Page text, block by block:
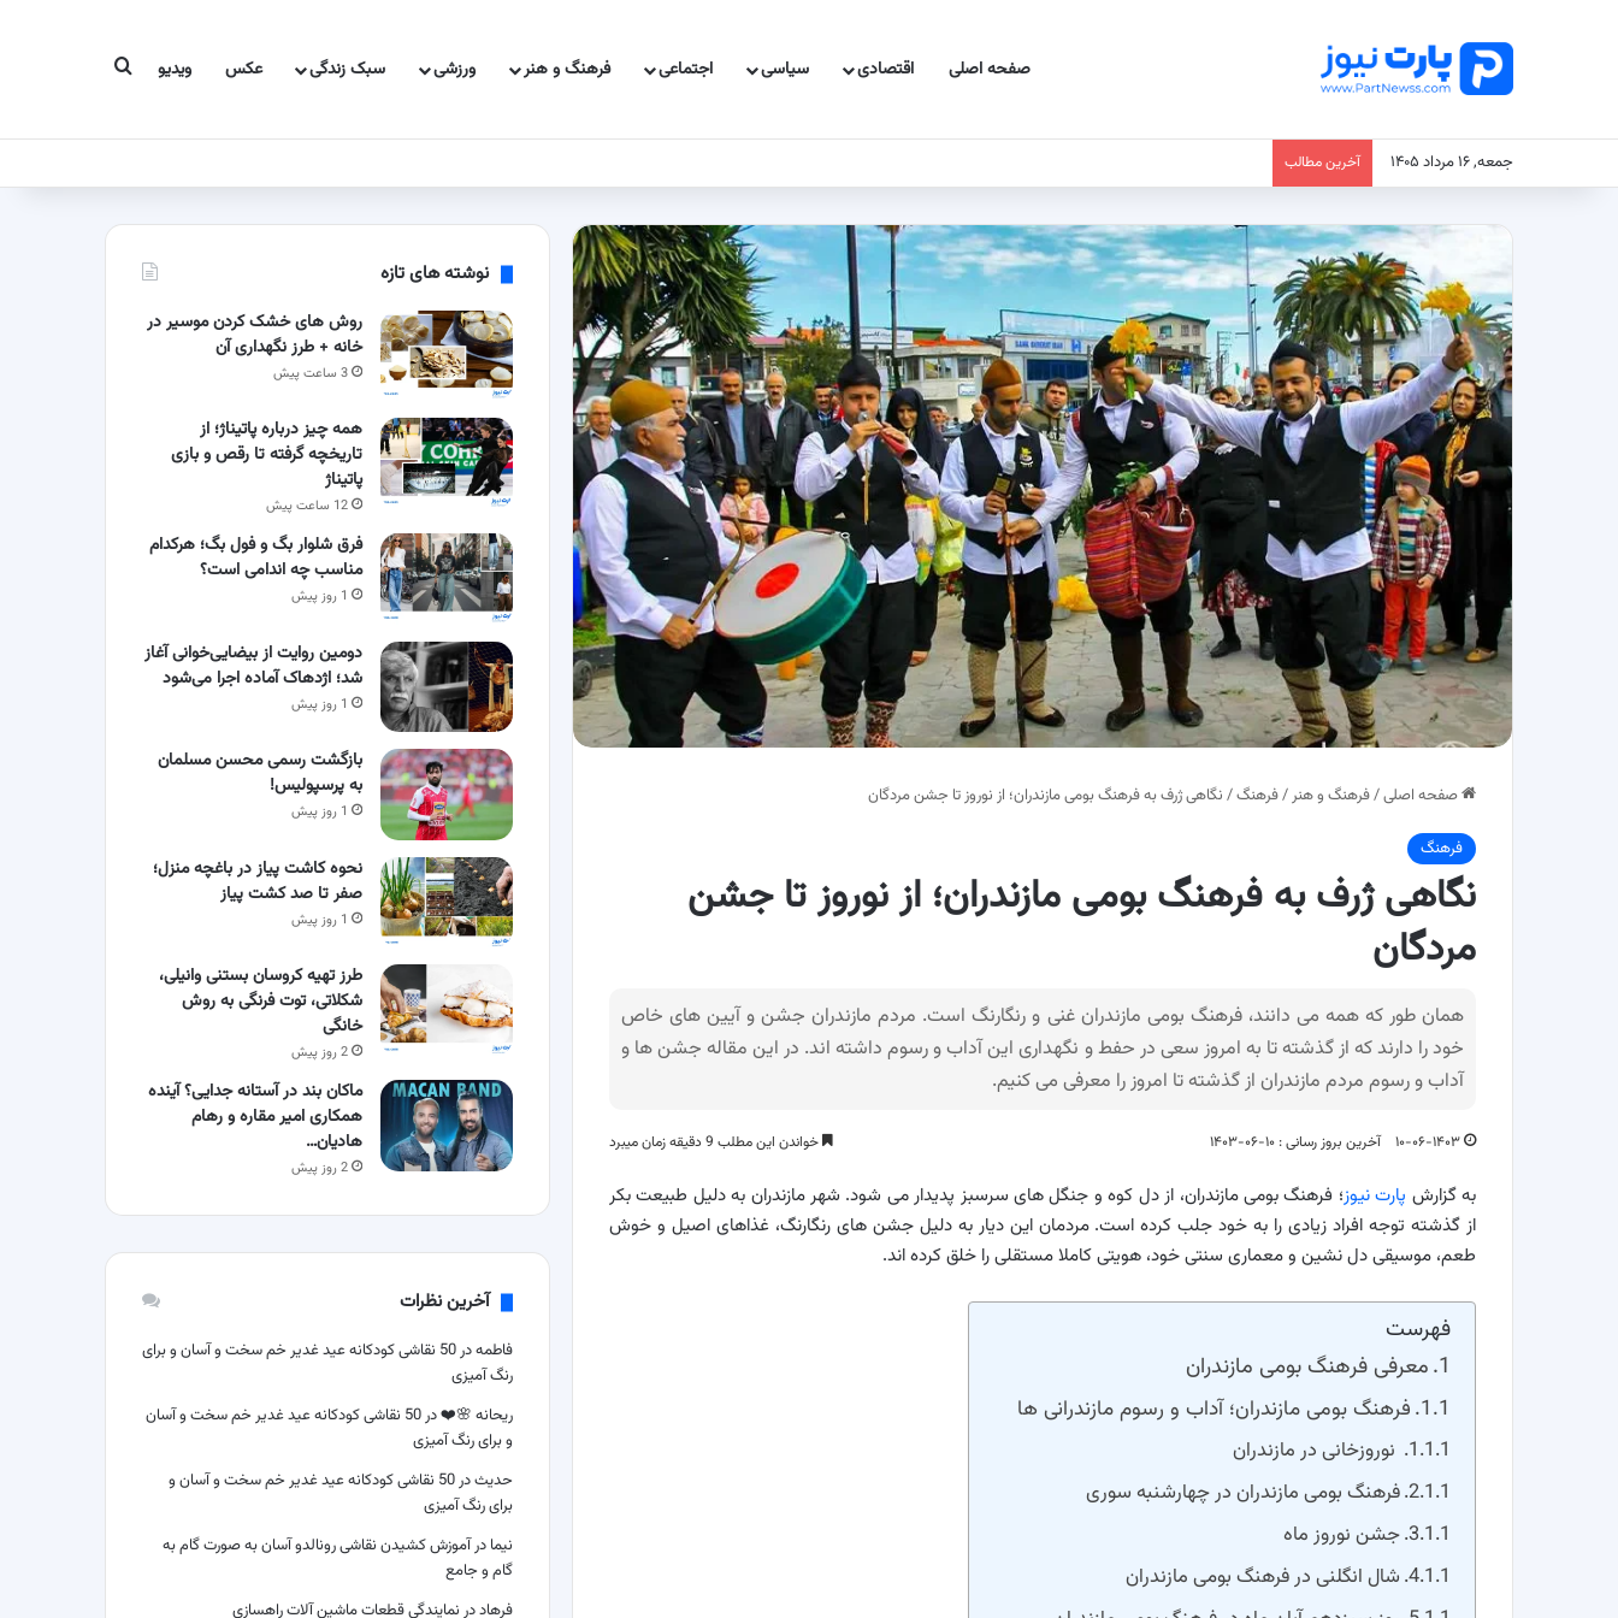
صفحه اصلی اقتصادی سیاسی اجتماعی فرهنگ و هنر ورزشی سبک زندگی عکس ویدیو جستجو برای
جمعه, ۱۶ مرداد ۱۴۰۵ آخرین مطالب
صفحه اصلی/فرهنگ و هنر /فرهنگ/ نگاهی ژرف به فرهنگ بومی مازندران؛ از نوروز تا جشن مردگان
فرهنگ
نگاهی ژرف به فرهنگ بومی مازندران؛ از نوروز تا جشن
مردگان
همان طور که همه می دانند، فرهنگ بومی مازندران غنی و رنگارنگ است. مردم مازندران جشن و آیین های خاص
خود را دارند که از گذشته تا به امروز سعی در حفط و نگهداری این آداب و رسوم داشته اند. در این مقاله جشن ها و
آداب و رسوم مردم مازندران از گذشته تا امروز را معرفی می کنیم.
۱۰-۰۶-۱۴۰۳ آخرین بروز رسانی : ۱۰-۰۶-۱۴۰۳ خواندن این مطلب 9 دقیقه زمان میبرد
به گزارش پارت نیوز؛ فرهنگ بومی مازندران، از دل کوه و جنگل های سرسبز پدیدار می شود. شهر مازندران به دلیل طبیعت بکر
از گذشته توجه افراد زیادی را به خود جلب کرده است. مردمان این دیار به دلیل جشن های رنگارنگ، غذاهای اصیل و خوش
طعم، موسیقی دل نشین و معماری سنتی خود، هویتی کاملا مستقلی را خلق کرده اند.
فهرست
معرفی فرهنگ بومی مازندران
فرهنگ بومی مازندران؛ آداب و رسوم مازندرانی ها
نوروزخانی در مازندران
فرهنگ بومی مازندران در چهارشنبه سوری
جشن نوروز ماه
شال انگلنی در فرهنگ بومی مازندران
نوشته های تازه
روش های خشک کردن موسیر در
خانه + طرز نگهداری آن
3 ساعت پیش
همه چیز درباره پاتیناژ؛ از
تاریخچه گرفته تا رقص و بازی
پاتیناژ
12 ساعت پیش
فرق شلوار بگ و فول بگ؛ هرکدام
مناسب چه اندامی است؟
1 روز پیش
دومین روایت از بیضایی‌خوانی آغاز
شد؛ اژدهاک آماده اجرا می‌شود
1 روز پیش
بازگشت رسمی محسن مسلمان
به پرسپولیس!
1 روز پیش
نحوه کاشت پیاز در باغچه منزل؛
صفر تا صد کشت پیاز
1 روز پیش
طرز تهیه کروسان بستنی وانیلی،
شکلاتی، توت فرنگی به روش
خانگی
2 روز پیش
ماکان بند در آستانه جدایی؟ آینده
همکاری امیر مقاره و رهام
هادیان…
2 روز پیش
آخرین نظرات
فاطمهدر
50 نقاشی کودکانه عید غدیر خم سخت و آسان و برای
رنگ آمیزی
ریحانه 🌸❤️در
50 نقاشی کودکانه عید غدیر خم سخت و آسان
و برای رنگ آمیزی
حدیثدر
50 نقاشی کودکانه عید غدیر خم سخت و آسان و
برای رنگ آمیزی
نیما درآموزش کشیدن نقاشی رونالدو آسان به صورت گام به
گام و جامع
فرهاددر نمایندگی قطعات ماشین آلات راهسازی